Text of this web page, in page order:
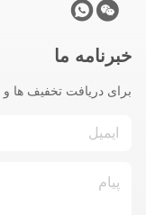
خبرنامه ما
برای دریافت تخفیف ها و